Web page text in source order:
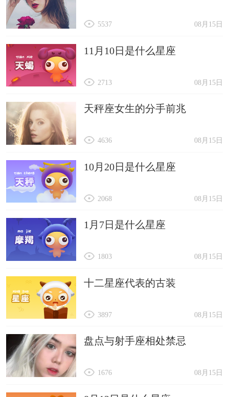
08月15日
5537
11月10日是什么星座
08月15日
2713
天秤座女生的分手前兆
08月15日
4636
10月20日是什么星座
08月15日
2068
1月7日是什么星座
08月15日
1803
十二星座代表的古装
08月15日
3897
盘点与射手座相处禁忌
08月15日
1676